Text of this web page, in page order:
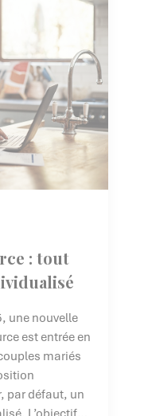
: tout
une nouvelle
est entrée en
mariés
par défaut, un